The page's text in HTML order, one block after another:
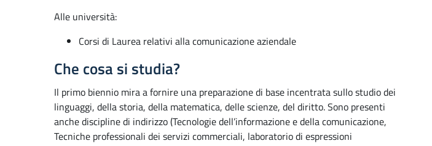
Alle università:
Corsi di Laurea relativi alla comunicazione aziendale
Che cosa si studia?
Il primo biennio mira a fornire una preparazione di base incentrata sullo studio dei
linguaggi, della storia, della matematica, delle scienze, del diritto. Sono presenti
anche discipline di indirizzo (Tecnologie dell’informazione e della comunicazione,
Tecniche professionali dei servizi commerciali, laboratorio di espressioni